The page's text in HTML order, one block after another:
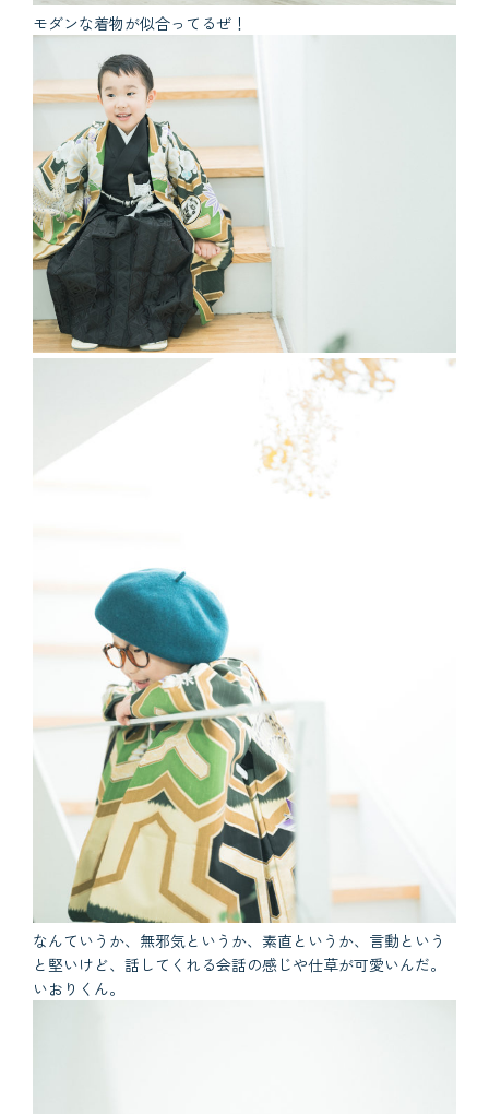
モダンな着物が似合ってるぜ！
なんていうか、無邪気というか、素直というか、言動という
と堅いけど、話してくれる会話の感じや仕草が可愛いんだ。
いおりくん。